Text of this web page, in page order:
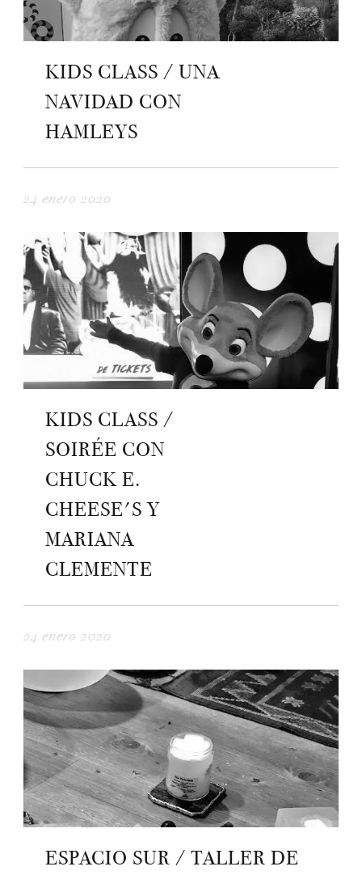
KIDS CLASS / UNA
NAVIDAD CON
HAMLEYS
24 enero 2020
KIDS CLASS /
SOIRÉE CON
CHUCK E.
CHEESE'S Y
MARIANA
CLEMENTE
24 enero 2020
ESPACIO SUR / TALLER DE